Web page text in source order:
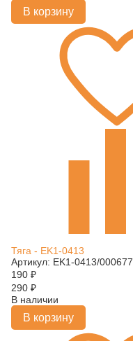
В корзину
Тяга - EK1-0413
Артикул: EK1-0413/000677
190 ₽
290 ₽
В наличии
В корзину